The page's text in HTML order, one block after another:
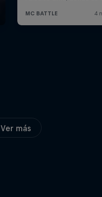
Ver más